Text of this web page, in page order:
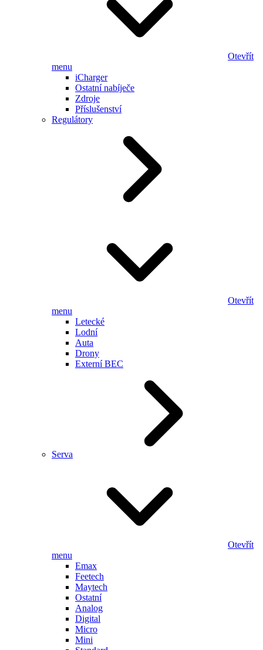
Otevřít
menu
iCharger
Ostatní nabíječe
Zdroje
Příslušenství
Regulátory
Otevřít
menu
Letecké
Lodní
Auta
Drony
Externí BEC
Serva
Otevřít
menu
Emax
Feetech
Maytech
Ostatní
Analog
Digital
Micro
Mini